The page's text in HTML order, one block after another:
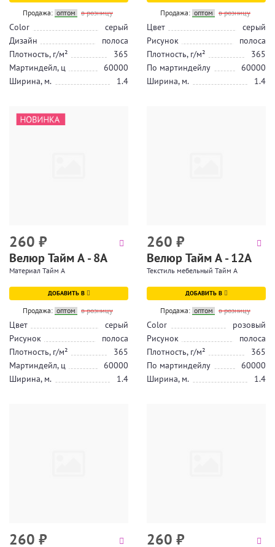
Продажа: оптом в розницу
Color
серый
Дизайн
полоса
Плотность, г/м²
365
Мартиндейл, ц
60000
Ширина, м.
1.4
Продажа: оптом в розницу
Цвет
серый
Рисунок
полоса
Плотность, г/м²
365
По мартиндейлу
60000
Ширина, м.
1.4
260 ₽
Велюр Тайм А - 8А
Материал Тайм А
ДОБАВИТЬ В
Продажа: оптом в розницу
Цвет
серый
Рисунок
полоса
Плотность, г/м²
365
Мартиндейл, ц
60000
Ширина, м.
1.4
260 ₽
Велюр Тайм А - 12А
Текстиль мебельный Тайм А
ДОБАВИТЬ В
Продажа: оптом в розницу
Color
розовый
Рисунок
полоса
Плотность, г/м²
365
По мартиндейлу
60000
Ширина, м.
1.4
260 ₽ 260 ₽